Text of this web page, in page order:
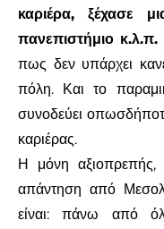
καριέρα, ξέχασε
πανεπιστήμιο κ.λ.π.
πως δεν υπάρχει
πόλη. Και το
συνοδεύει
καριέρας.
Η μόνη αξιοπρεπής,
απάντηση από
είναι: πάνω από